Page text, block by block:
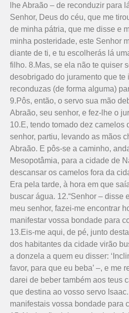
lhe Abraão – de reconduzir para
Senhor, Deus do céu, que me
de minha pátria, que me disse e
minha posteridade, este Senhor
diante de ti, e tu escolherás lá
filho. 8.Mas, se ela não te quiser
desobrigado do juramento que te
reconduzas (de forma alguma)
9.Pôs, então, o servo sua mão
Abraão, seu senhor, e fez-lhe o
10.E, tendo tomado dez camelos
senhor, partiu, levando as mãos
Abraão. E pôs-se a caminho,
Mesopotâmia, para a cidade de
descansar os camelos fora da
Era pela tarde, à hora em que
buscar água. 12.“Senhor – disse
meu senhor, fazei-me encontrar
manifestar vossa bondade para
13.Eis-me aqui, de pé, junto
dos habitantes da cidade virão
a donzela a quem eu disser:
favor, para que eu beba’ –, e me
darei de beber também aos teus
que destina ao vosso servo
manifestais vossa bondade para